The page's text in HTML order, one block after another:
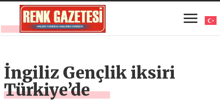
İngiliz Gençlik iksiri
Türkiye’de